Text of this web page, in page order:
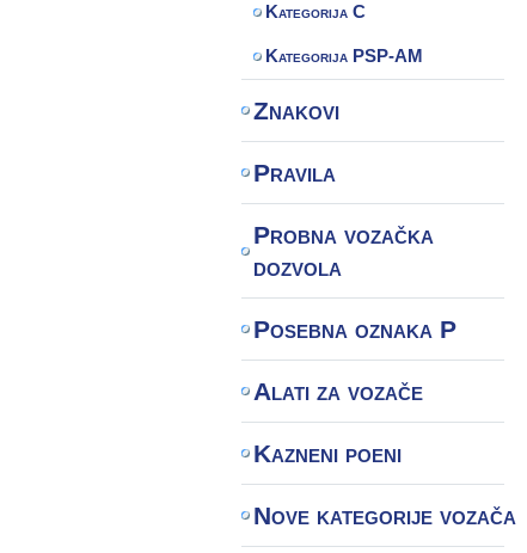
Kategorija C
Kategorija PSP-AM
Znakovi
Pravila
Probna vozačka
dozvola
Posebna oznaka P
Alati za vozače
Kazneni poeni
Nove kategorije vozača